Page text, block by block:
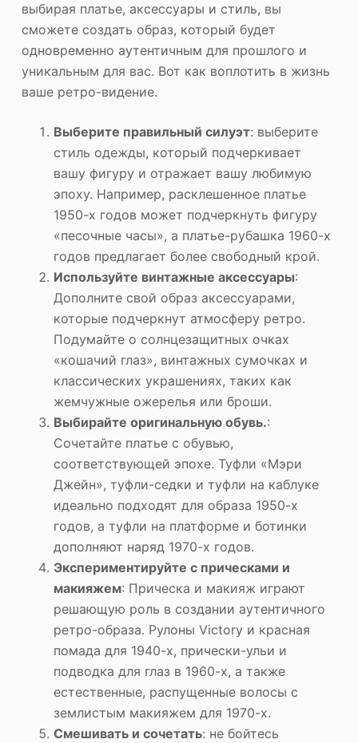
выбирая платье, аксессуары и стиль, вы
сможете создать образ, который будет
одновременно аутентичным для прошлого и
уникальным для вас. Вот как воплотить в жизнь
ваше ретро-видение.
Выберите правильный силуэт: выберите
стиль одежды, который подчеркивает
вашу фигуру и отражает вашу любимую
эпоху. Например, расклешенное платье
1950-х годов может подчеркнуть фигуру
«песочные часы», а платье-рубашка 1960-х
годов предлагает более свободный крой.
Используйте винтажные аксессуары:
Дополните свой образ аксессуарами,
которые подчеркнут атмосферу ретро.
Подумайте о солнцезащитных очках
«кошачий глаз», винтажных сумочках и
классических украшениях, таких как
жемчужные ожерелья или броши.
Выбирайте оригинальную обувь.:
Сочетайте платье с обувью,
соответствующей эпохе. Туфли «Мэри
Джейн», туфли-седки и туфли на каблуке
идеально подходят для образа 1950-х
годов, а туфли на платформе и ботинки
дополняют наряд 1970-х годов.
Экспериментируйте с прическами и
макияжем: Прическа и макияж играют
решающую роль в создании аутентичного
ретро-образа. Рулоны Victory и красная
помада для 1940-х, прически-ульи и
подводка для глаз в 1960-х, а также
естественные, распущенные волосы с
землистым макияжем для 1970-х.
Смешивать и сочетать: не бойтесь